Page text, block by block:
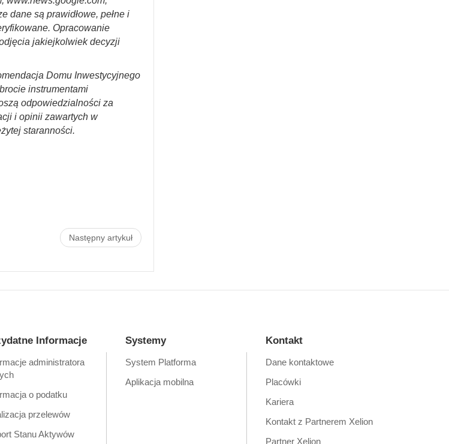
dane są prawidłowe, pełne i
Opracowanie
jakiejkolwiek decyzji
Domu Inwestycyjnego
instrumentami
odpowiedzialności za
i opinii zawartych w
staranności.
Następny artykuł
Informacje
administratora
o podatku
przelewów
Stanu Aktywów
Systemy
System Platforma
Aplikacja mobilna
Kontakt
Dane kontaktowe
Placówki
Kariera
Kontakt z Partnerem Xelion
Partner Xelion